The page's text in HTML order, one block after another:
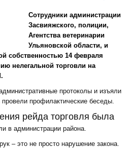
Сотрудники администрации
Засвияжского, полиции,
Агентства ветеринарии
Ульяновской области, и
собственностью 14 февраля
нелегальной торговли на
протоколы и изъяли
профилактические беседы.
рейда торговля была
в администрации района.
– это не просто нарушение закона.